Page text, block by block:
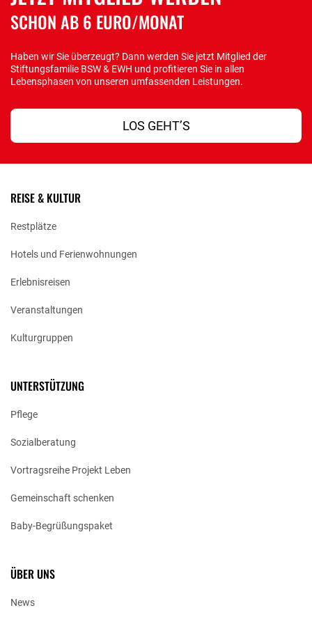
SCHON AB 6 EURO/MONAT
Haben wir Sie überzeugt? Dann werden Sie jetzt Mitglied der
Stiftungsfamilie BSW & EWH und profitieren Sie in allen
Lebensphasen von unseren umfassenden Leistungen.
LOS GEHT’S
REISE & KULTUR
Restplätze
Hotels und Ferienwohnungen
Erlebnisreisen
Veranstaltungen
Kulturgruppen
UNTERSTÜTZUNG
Pflege
Sozialberatung
Vortragsreihe Projekt Leben
Gemeinschaft schenken
Baby-Begrüßungspaket
ÜBER UNS
News